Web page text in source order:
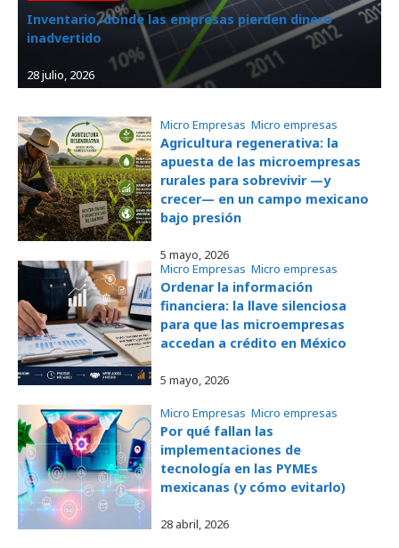
Inventario, donde las empresas pierden dinero
inadvertido
28 julio, 2026
Micro Empresas Micro empresas
Agricultura regenerativa: la
apuesta de las microempresas
rurales para sobrevivir —y
crecer— en un campo mexicano
bajo presión
5 mayo, 2026
Micro Empresas Micro empresas
Ordenar la información
financiera: la llave silenciosa
para que las microempresas
accedan a crédito en México
5 mayo, 2026
Micro Empresas Micro empresas
Por qué fallan las
implementaciones de
tecnología en las PYMEs
mexicanas (y cómo evitarlo)
28 abril, 2026